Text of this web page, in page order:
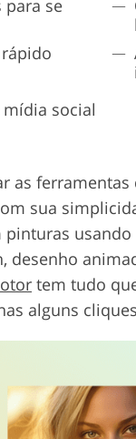
para se
social
as
sua
desenho
tem tudo
alguns